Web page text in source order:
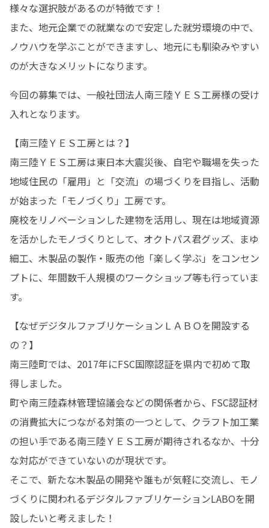
様々な選択肢があるのが特徴です！
また、地元企業での就業なので安定した就労環境の中で、
ノウハウを学ぶことができますし、地元にも馴染みやすい
のが大きなメリットになります。
今回の募集では、一般社団法人南三陸ＹＥＳ工房様の受け
入れとなります。
【南三陸ＹＥＳ工房とは？】
南三陸ＹＥＳ工房は東日本大震災後、自宅や職場を失った
地域住民の「雇用」と「交流」の場づくりを目指し、活動
が始まった「モノづくり」工房です。
廃校をリノベーションした建物を活用し、現在は地域資源
を活かしたモノづくりとして、オクトパス君グッズ、まゆ
細工、木製品の製作・販売の他「楽しく学ぶ」をコンセン
プトに、年間数千人規模のワークショップ等も行っていま
す。
【なぜデジタルファブリケーションＬＡＢＯを開設する
の？】
南三陸町では、2017年にFSC国際認証を県内で初めて取
得しました。
町や南三陸森林管理協議会などの関係者から、FSC認証材
の消費拡大につながる対策の一つとして、クラフト加工業
の担い手である南三陸ＹＥＳ工房が期待されるなか、十分
な対応ができていないのが現状です。
そこで、新たな木製品の開発や誰もが気軽に交流し、モノ
づくりに関われるデジタルファブリケーションLABOを開
設したいと考えました！